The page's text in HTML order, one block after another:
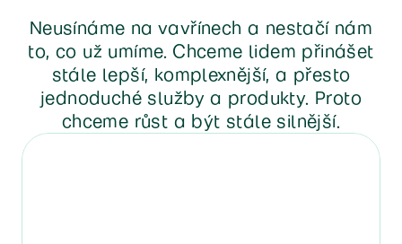
Neusínáme na vavřínech a nestačí nám
to, co už umíme. Chceme lidem přinášet
stále lepší, komplexnější, a přesto
jednoduché služby a produkty. Proto
chceme růst a být stále silnější.